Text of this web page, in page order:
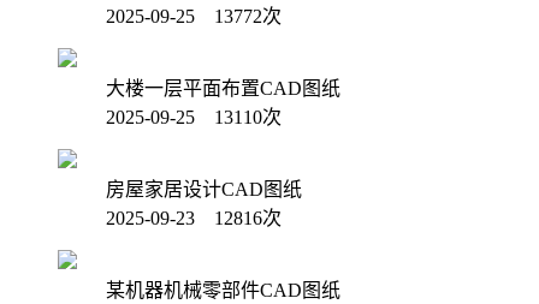
2025-09-25 13772次
大楼一层平面布置CAD图纸
2025-09-25 13110次
房屋家居设计CAD图纸
2025-09-23 12816次
某机器机械零部件CAD图纸